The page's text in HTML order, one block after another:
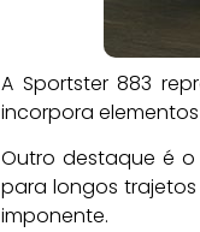
A Sportster 883
incorpora
Outro destaque é
para longos
imponente.